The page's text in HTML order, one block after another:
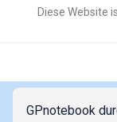
Diese Website